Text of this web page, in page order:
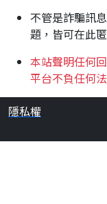
不管是詐騙訊
題，皆可在此
本站聲明任何
平台不負任何
隱私權